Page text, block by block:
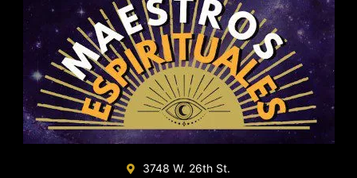
3748 W. 26th St.